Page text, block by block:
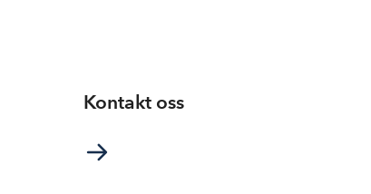
Kontakt oss